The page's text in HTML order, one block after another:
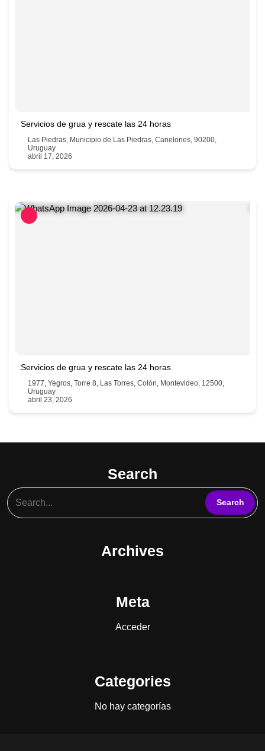
Servicios de grua y rescate las 24 horas
Las Piedras, Municipio de Las Piedras, Canelones, 90200,
Uruguay
abril 17, 2026
Servicios de grua y rescate las 24 horas
1977, Yegros, Torre 8, Las Torres, Colón, Montevideo, 12500,
Uruguay
abril 23, 2026
Search
Archives
Meta
Acceder
Categories
No hay categorías